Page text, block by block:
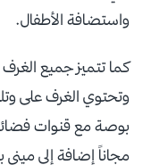
واستضافة الأطفال.
كما تتميز جميع
بوصة مع قنوات
مجاناً إضافة إلى